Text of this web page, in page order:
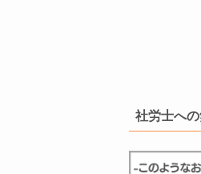
社労士へ